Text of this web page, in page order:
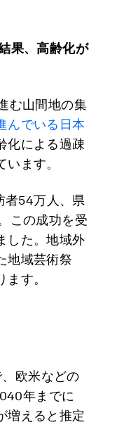
果、高齢化が
む山間地の集
んでいる日本
化による過疎
ます。
者54万人、県
この成功を受
した。地域外
地域芸術祭
す。
欧米などの
年までに
増えると推定